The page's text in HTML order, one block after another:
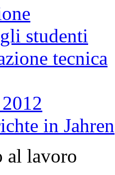
studenti
tecnica
in Jahren
al lavoro